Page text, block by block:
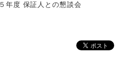
年度 保証人との懇談会